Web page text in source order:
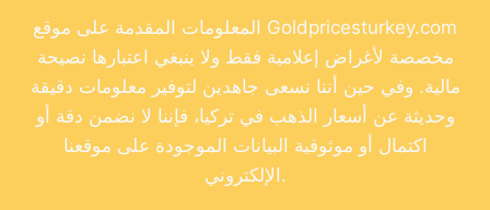
المعلومات المقدمة على موقع Goldpricesturkey.com
مخصصة لأغراض إعلامية فقط ولا ينبغي اعتبارها نصيحة
مالية. وفي حين أننا نسعى جاهدين لتوفير معلومات دقيقة
وحديثة عن أسعار الذهب في تركيا، فإننا لا نضمن دقة أو
اكتمال أو موثوقية البيانات الموجودة على موقعنا
الإلكتروني.